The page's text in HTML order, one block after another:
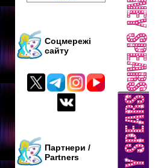
Соцмережі
сайту
Партнери /
Partners